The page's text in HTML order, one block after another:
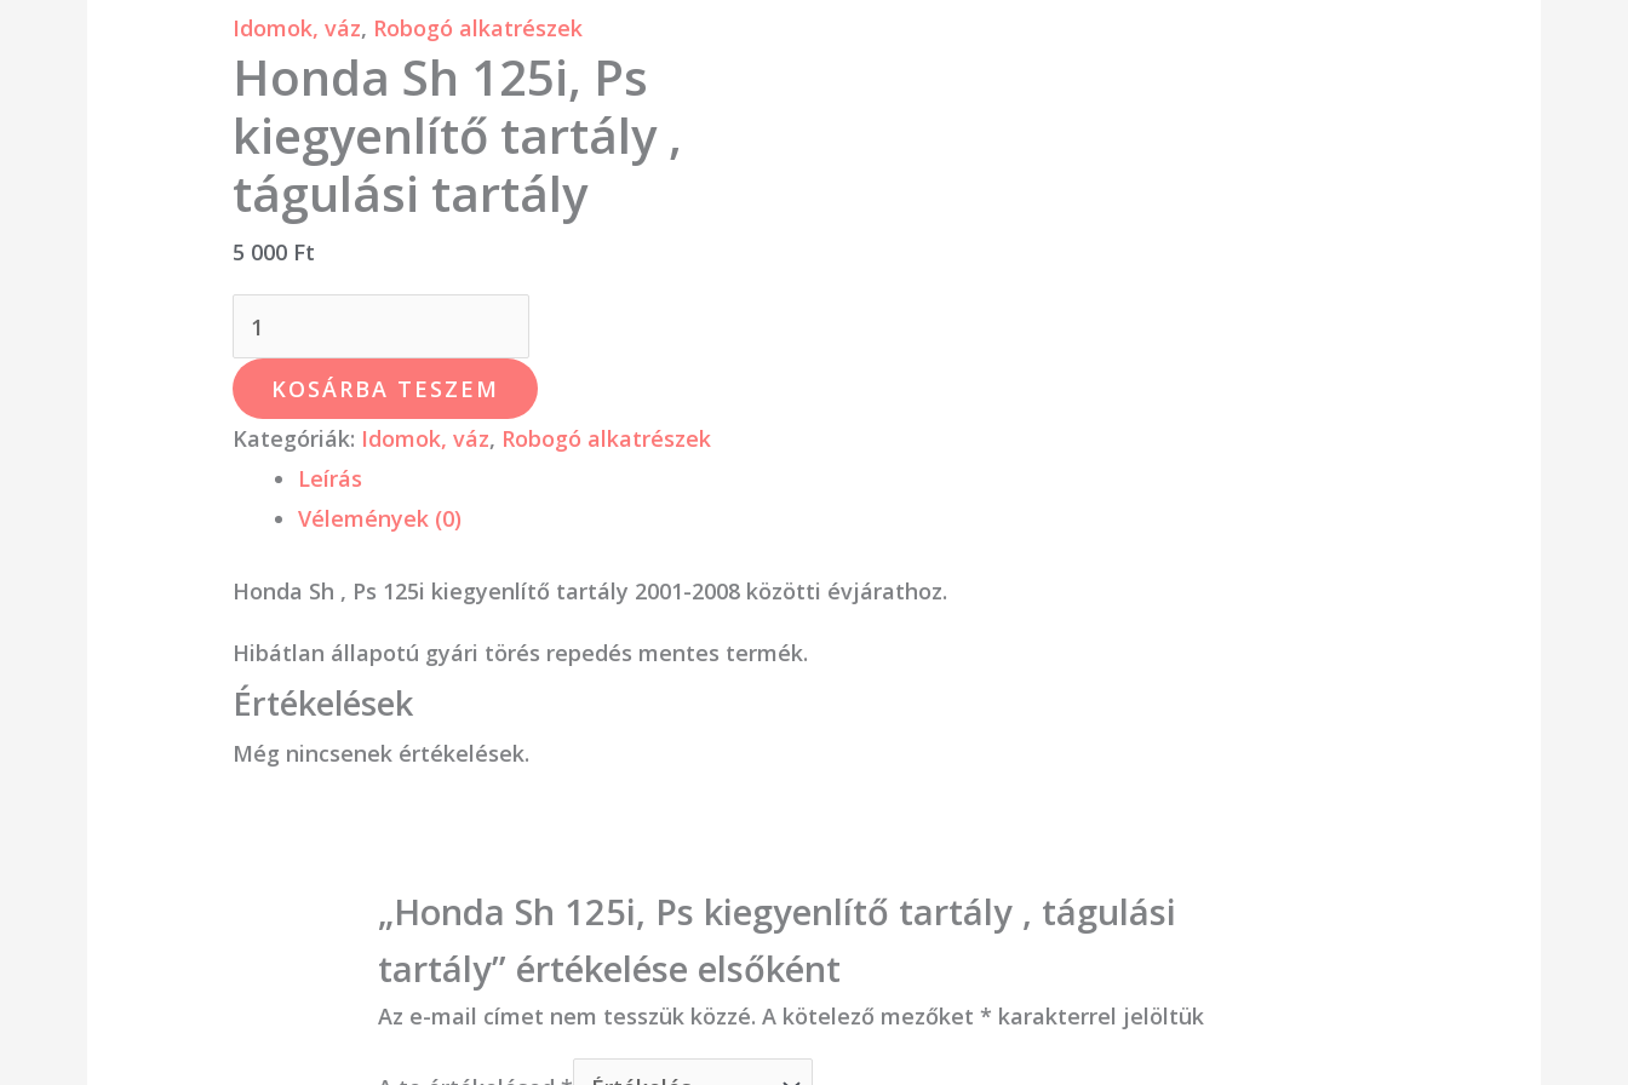
Idomok, váz, Robogó alkatrészek
Honda Sh 125i, Ps
kiegyenlítő tartály ,
tágulási tartály
5 000 Ft
mennyiség
KOSÁRBA TESZEM
Kategóriák: Idomok, váz, Robogó alkatrészek
Leírás
Vélemények (0)
Honda Sh , Ps 125i kiegyenlítő tartály 2001-2008 közötti évjárathoz.
Hibátlan állapotú gyári törés repedés mentes termék.
Értékelések
Még nincsenek értékelések.
„Honda Sh 125i, Ps kiegyenlítő tartály , tágulási
tartály” értékelése elsőként
Az e-mail címet nem tesszük közzé. A kötelező mezőket* karakterrel jelöltük